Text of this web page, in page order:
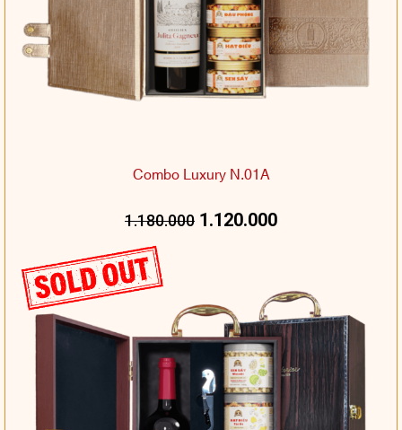
Combo Luxury N.01A
1.180.000 1.120.000